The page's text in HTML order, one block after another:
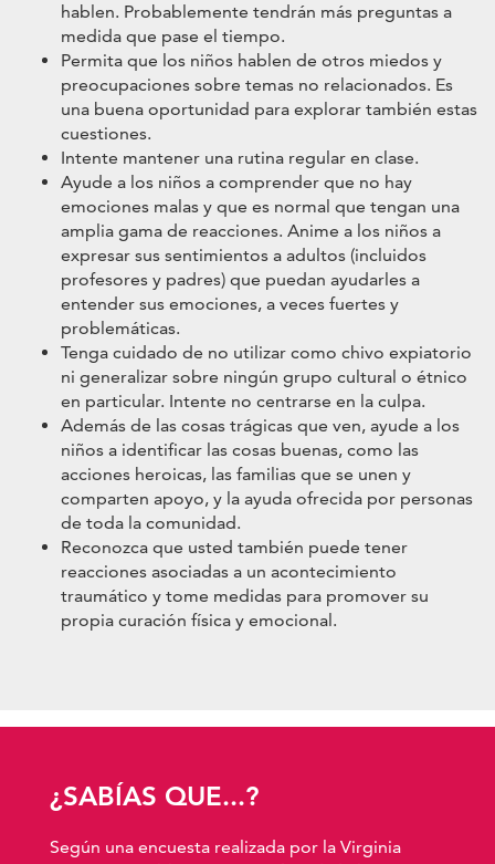
hablen. Probablemente tendrán más preguntas a
medida que pase el tiempo.
Permita que los niños hablen de otros miedos y
preocupaciones sobre temas no relacionados. Es
una buena oportunidad para explorar también estas
cuestiones.
Intente mantener una rutina regular en clase.
Ayude a los niños a comprender que no hay
emociones malas y que es normal que tengan una
amplia gama de reacciones. Anime a los niños a
expresar sus sentimientos a adultos (incluidos
profesores y padres) que puedan ayudarles a
entender sus emociones, a veces fuertes y
problemáticas.
Tenga cuidado de no utilizar como chivo expiatorio
ni generalizar sobre ningún grupo cultural o étnico
en particular. Intente no centrarse en la culpa.
Además de las cosas trágicas que ven, ayude a los
niños a identificar las cosas buenas, como las
acciones heroicas, las familias que se unen y
comparten apoyo, y la ayuda ofrecida por personas
de toda la comunidad.
Reconozca que usted también puede tener
reacciones asociadas a un acontecimiento
traumático y tome medidas para promover su
propia curación física y emocional.
¿SABÍAS QUE...?
Según una encuesta realizada por la Virginia